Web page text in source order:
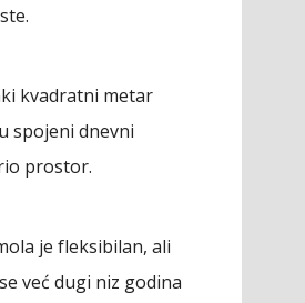
kvadratni metar
spojeni dnevni
prostor.
je fleksibilan, ali
već dugi niz godina